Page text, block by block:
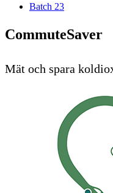
Batch 23
CommuteSaver
Mät och spara